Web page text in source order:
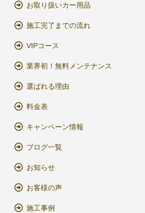
お取り扱いカー用品
施工完了までの流れ
VIPコース
業界初！無料メンテナンス
選ばれる理由
料金表
キャンペーン情報
ブログ一覧
お知らせ
お客様の声
施工事例